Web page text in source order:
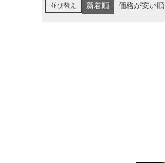
並び替え 新着順 価格が安い順